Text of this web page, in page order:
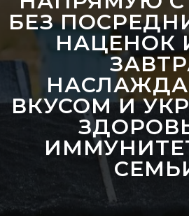
БЕЗ
НАЦЕНОК
ВКУСОМ И